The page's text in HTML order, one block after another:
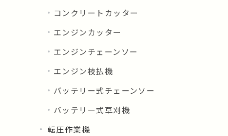
コンクリートカッター
エンジンカッター
エンジンチェーンソー
エンジン枝払機
バッテリー式チェーンソー
バッテリー式草刈機
転圧作業機